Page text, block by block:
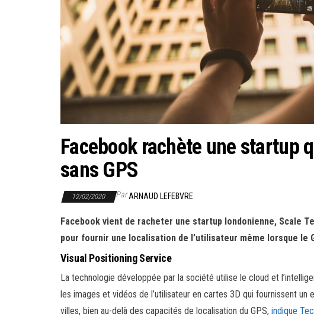
Facebook rachète une startup
sans GPS
12/02/2020 ParARNAUD LEFEBVRE
Facebook vient de racheter une startup londonienne, Scale
pour fournir une localisation de l’utilisateur même lorsque le
Visual Positioning Service
La technologie développée par la société utilise le cloud et
les images et vidéos de l’utilisateur en cartes 3D qui fournissent
villes, bien au-delà des capacités de localisation du GPS, indique